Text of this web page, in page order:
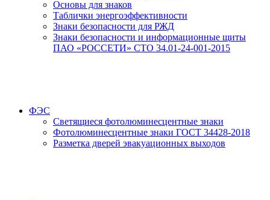
Основы для знаков
Таблички энергоэффективности
Знаки безопасности для РЖД
Знаки безопасности и информационные щиты
ПАО «РОССЕТИ» СТО 34.01-24-001-2015
ФЭС
Светящиеся фотолюминесцентные знаки
Фотолюминесцентные знаки ГОСТ 34428-2018
Разметка дверей эвакуационных выходов